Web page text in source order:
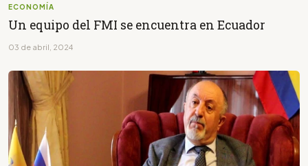
ECONOMÍA
Un equipo del FMI se encuentra en Ecuador
03 de abril, 2024